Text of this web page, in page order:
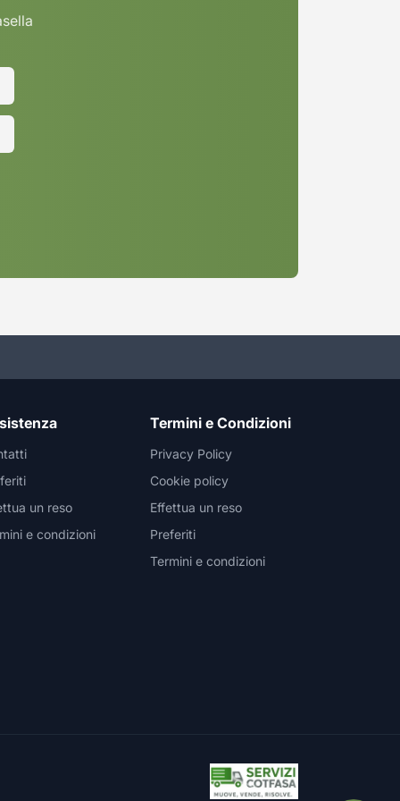
un reso
e condizioni
Termini e Condizioni
Privacy Policy
Cookie policy
Effettua un reso
Preferiti
Termini e condizioni